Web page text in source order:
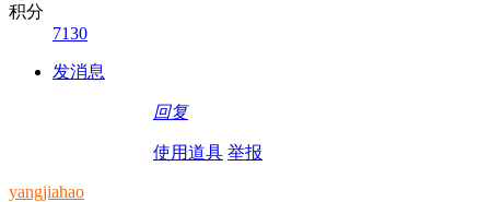
积分
7130
发消息
回复
使用道具 举报
yangjiahao